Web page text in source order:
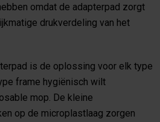
omdat de adapterpad zorgt
drukverdeling van het
is de oplossing voor elk type
frame hygiënisch wilt
mop. De kleine
op de microplastlaag zorgen